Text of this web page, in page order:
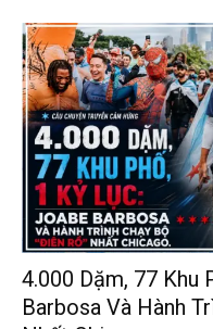
4.000 Dặm, 77 Khu
Barbosa Và Hành